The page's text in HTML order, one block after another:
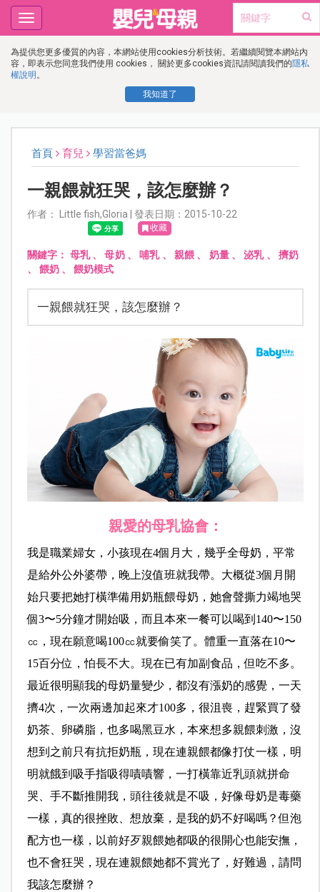
為提供您更多優質的內容，本網站使用cookies分析技術。若繼續閱覽本網站內
容，即表示您同意我們使用 cookies， 關於更多cookies資訊請閱讀我們的隱私
權說明 。
我知道了
Toggle
navigation
首頁 育兒 學習當爸媽
一親餵就狂哭，該怎麼辦？
作者： Little fish,Gloria | 發表日期：2015-10-22
收藏
關鍵字： 母乳、母奶、 哺乳、 親餵 、 奶量、泌乳、 擠奶
、 餵奶、 餵奶模式
一親餵就狂哭，該怎麼辦？
親愛的母乳協會：
我是職業婦女，小孩現在4個月大，幾乎全母奶，平常
是給外公外婆帶，晚上沒值班就我帶。大概從3個月開
始只要把她打橫準備用奶瓶餵母奶，她會聲撕力竭地哭
個3〜5分鐘才開始吸，而且本來一餐可以喝到140〜150
㏄，現在願意喝100㏄就要偷笑了。體重一直落在10〜
15百分位，怕長不大。現在已有加副食品，但吃不多。
最近很明顯我的母奶量變少，都沒有漲奶的感覺，一天
擠4次，一次兩邊加起來才100多，很沮喪，趕緊買了發
奶茶、卵磷脂，也多喝黑豆水，本來想多親餵刺激，沒
想到之前只有抗拒奶瓶，現在連親餵都像打仗一樣，明
明就餓到吸手指吸得嘖嘖響，一打橫靠近乳頭就拼命
哭、手不斷推開我，頭往後就是不吸，好像母奶是毒藥
一樣，真的很挫敗、想放棄，是我的奶不好喝嗎？但泡
配方也一樣，以前好歹親餵她都吸的很開心也能安撫，
也不會狂哭，現在連親餵她都不賞光了，好難過，請問
我該怎麼辦？